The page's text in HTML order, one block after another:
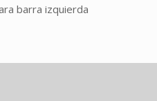
barra izquierda